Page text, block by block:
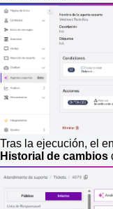
Tras la ejecución, el
Historial de cambios